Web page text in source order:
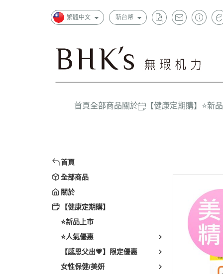
繁體中文 新台幣
首頁全部商品關於 【健康定期購】 ⭐新
孕哺媽咪
嬰幼兒/
大童/學
素食
輕熟齡
樂齡養生
首頁
全部商品
關於
【健康定期購】
⭐新品上市
⭐人氣優惠
【感恩父出💗】限定優惠
女性保健/美妍